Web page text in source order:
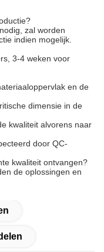
zal worden
indien mogelijk.
3-4 weken voor
en de
dimensie in de
kwaliteit alvorens naar
door QC-
kwaliteit ontvangen?
de oplossingen en